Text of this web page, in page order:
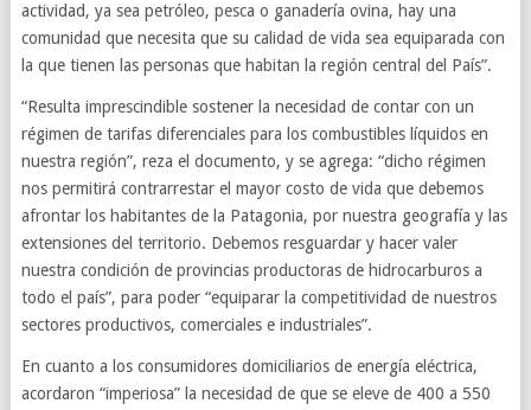
actividad, ya sea petróleo, pesca o ganadería ovina, hay una
comunidad que necesita que su calidad de vida sea equiparada con
la que tienen las personas que habitan la región central del País”.
“Resulta imprescindible sostener la necesidad de contar con un
régimen de tarifas diferenciales para los combustibles líquidos en
nuestra región”, reza el documento, y se agrega: “dicho régimen
nos permitirá contrarrestar el mayor costo de vida que debemos
afrontar los habitantes de la Patagonia, por nuestra geografía y las
extensiones del territorio. Debemos resguardar y hacer valer
nuestra condición de provincias productoras de hidrocarburos a
todo el país”, para poder “equiparar la competitividad de nuestros
sectores productivos, comerciales e industriales”.
En cuanto a los consumidores domiciliarios de energía eléctrica,
acordaron “imperiosa” la necesidad de que se eleve de 400 a 550